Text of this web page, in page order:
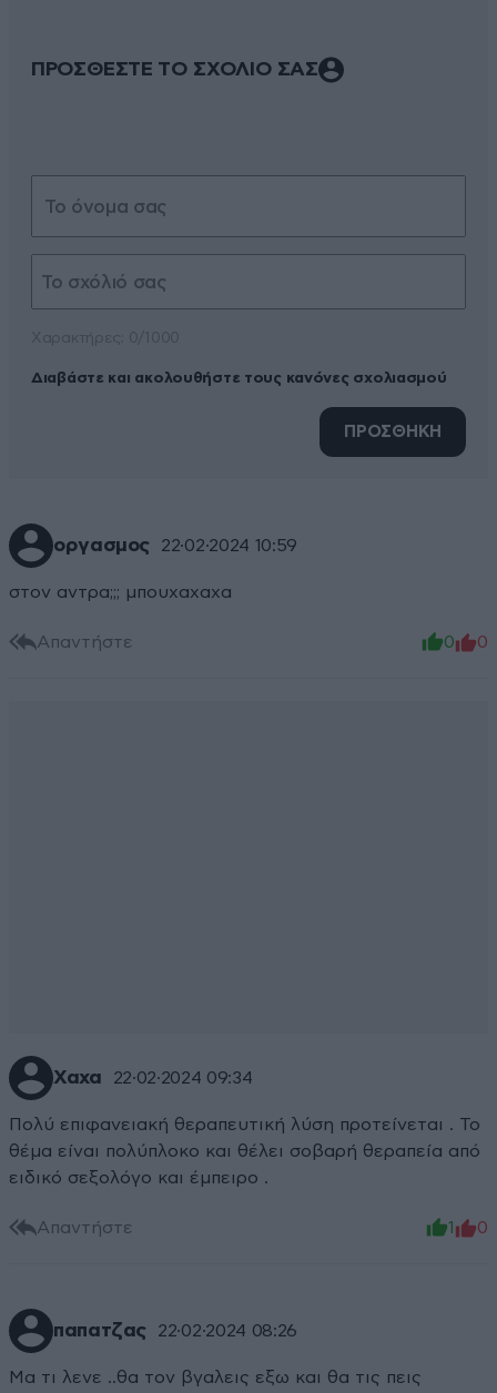
ΠΡΟΣΘΕΣΤΕ ΤΟ ΣΧΟΛΙΟ ΣΑΣ
Διαβάστε και ακολουθήστε τους κανόνες σχολιασμού
ΠΡΟΣΘΗΚΗ
οργασμος 22·02·2024 10:59
στον αντρα;;; μπουχαχαχα
Απαντήστε 0 0
Χαχα 22·02·2024 09:34
Πολύ επιφανειακή θεραπευτική λύση προτείνεται . Το
θέμα είναι πολύπλοκο και θέλει σοβαρή θεραπεία από
ειδικό σεξολόγο και έμπειρο .
Απαντήστε 1 0
παπατζας 22·02·2024 08:26
Μα τι λενε ..θα τον βγαλεις εξω και θα τις πεις